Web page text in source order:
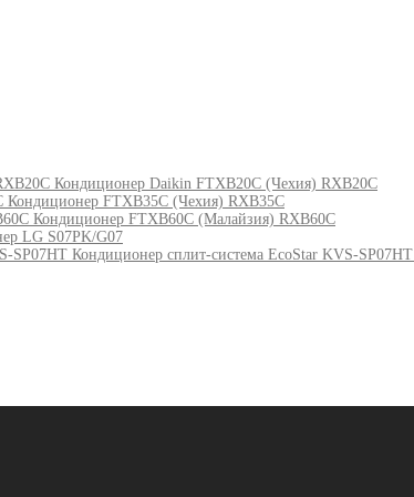
Кондиционер Daikin FTXB20C (Чехия) RXB20C
Кондиционер FTXB35C (Чехия) RXB35C
Кондиционер FTXB60C (Малайзия) RXB60C
LG S07PK/G07
Кондиционер сплит-система EcoStar KVS-SP07HT